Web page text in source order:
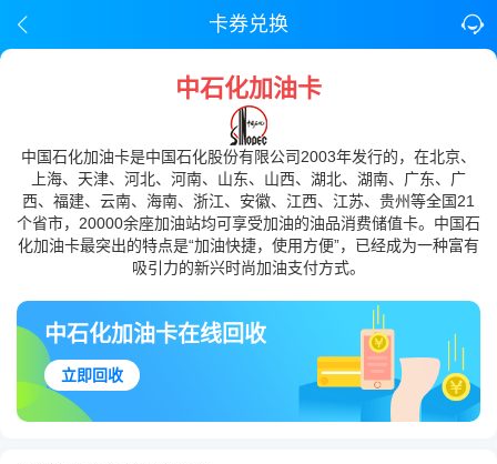
卡券兑换
中石化加油卡
中国石化加油卡是中国石化股份有限公司2003年发行的，在北京、
上海、天津、河北、河南、山东、山西、湖北、湖南、广东、广
西、福建、云南、海南、浙江、安徽、江西、江苏、贵州等全国21
个省市，20000余座加油站均可享受加油的油品消费储值卡。中国石
化加油卡最突出的特点是“加油快捷，使用方便”，已经成为一种富有
吸引力的新兴时尚加油支付方式。
中石化加油卡在线回收
立即回收